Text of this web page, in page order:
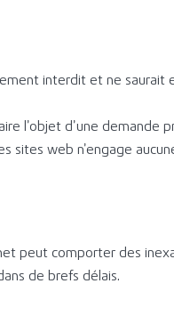
interdit et ne saurait
l’objet d’une demande
sites web n’engage
peut comporter des
de brefs délais.